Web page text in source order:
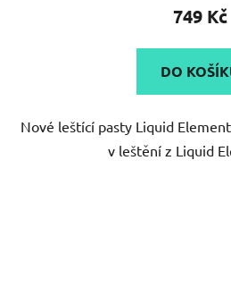
749 Kč
DO
Nové leštící pasty Liquid
v leštění z Liquid